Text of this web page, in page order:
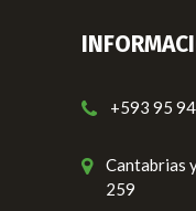
+593 95
Cantabrias
259